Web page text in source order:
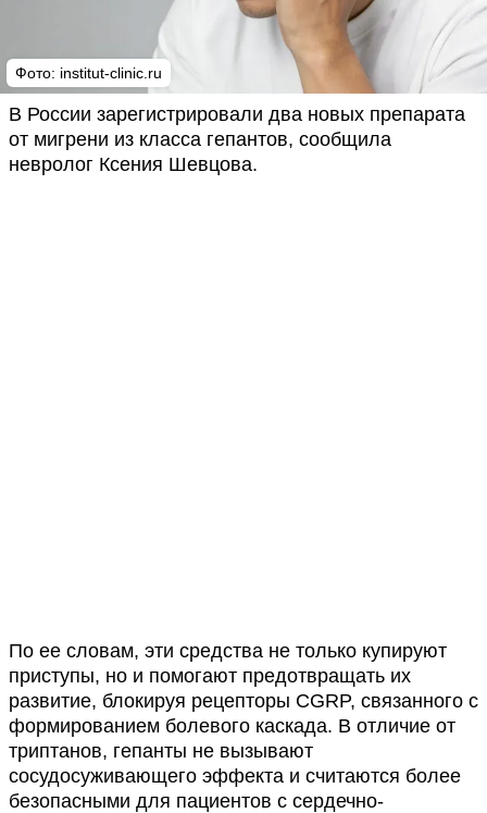
Фото: institut-clinic.ru
В России зарегистрировали два новых препарата
от мигрени из класса гепантов, сообщила
невролог Ксения Шевцова.
По ее словам, эти средства не только купируют
приступы, но и помогают предотвращать их
развитие, блокируя рецепторы CGRP, связанного с
формированием болевого каскада. В отличие от
триптанов, гепанты не вызывают
сосудосуживающего эффекта и считаются более
безопасными для пациентов с сердечно-